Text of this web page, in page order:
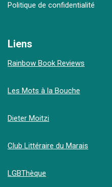
Politique de confidentialité
Liens
Rainbow Book Reviews
Les Mots à la Bouche
Dieter Moitzi
Club Littéraire du Marais
LGBThèque